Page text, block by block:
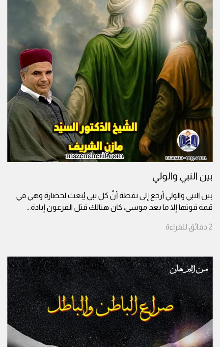
بين النبي والولي
بين النبي والولي أرجع إلى نقطة أنّ كل نبي يُبعث لحضارة وهي في
قمة قوتها إلا ما بعد موسى، كان هنالك قتل الفرعون إبادة...
2 دقائق للقراءة